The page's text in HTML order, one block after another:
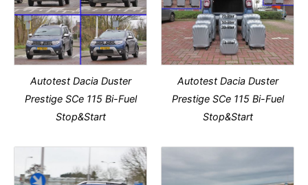
Autotest Dacia Duster
Prestige SCe 115 Bi-Fuel
Stop&Start
Autotest Dacia Duster
Prestige SCe 115 Bi-Fuel
Stop&Start